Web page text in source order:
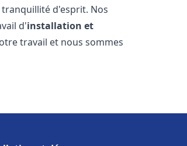
d'esprit. Nos
d'installation et
travail et nous sommes